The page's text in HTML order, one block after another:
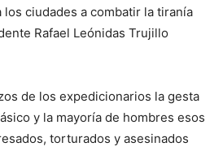
ciudades a combatir la tiranía
Rafael Leónidas Trujillo
de los expedicionarios la gesta
y la mayoría de hombres esos
torturados y asesinados